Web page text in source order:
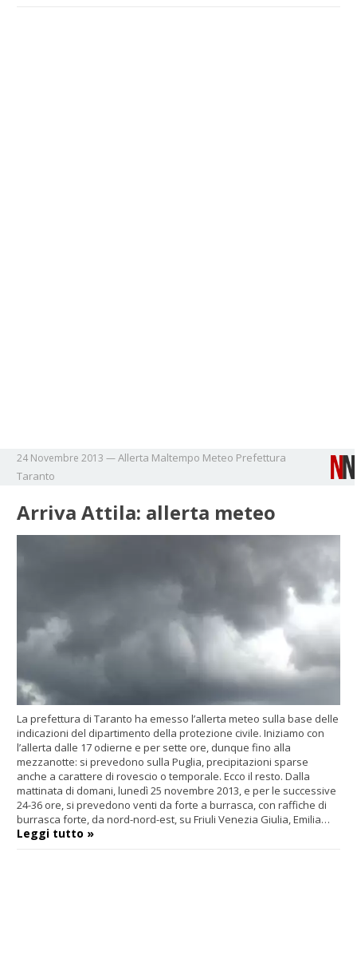
24 Novembre 2013 —Allerta Maltempo Meteo Prefettura
Taranto
Arriva Attila: allerta meteo
La prefettura di Taranto ha emesso l’allerta meteo sulla base delle
indicazioni del dipartimento della protezione civile. Iniziamo con
l’allerta dalle 17 odierne e per sette ore, dunque fino alla
mezzanotte: si prevedono sulla Puglia, precipitazioni sparse
anche a carattere di rovescio o temporale. Ecco il resto. Dalla
mattinata di domani, lunedì 25 novembre 2013, e per le successive
24-36 ore, si prevedono venti da forte a burrasca, con raffiche di
burrasca forte, da nord-nord-est, su Friuli Venezia Giulia, Emilia…
Leggi tutto »